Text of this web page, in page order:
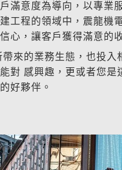
滿意度為導向，以專
工程的領域中，震龍
心，讓客戶獲得滿意的
來的業務生態，也投
對 感興趣，更或者您
好夥伴。